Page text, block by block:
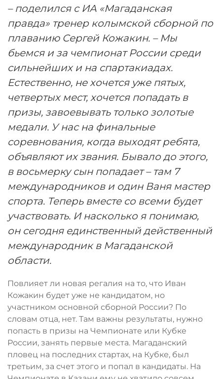
– поделился с ИА «Магаданская
правда» тренер колымской сборной по
плаванию Сергей Кожакин. – Мы
бьемся и за чемпионат России среди
сильнейших и на спартакиадах.
Естественно, не хочется уже пятых,
четвертых мест, хочется попадать в
призы, завоевывать только золотые
медали. У нас на финальные
соревнования, когда выходят ребята,
объявляют их звания. Бывало до этого,
в восьмерку сын попадает – там 7
международников и один Ваня мастер
спорта. Теперь вместе со всеми будет
участвовать. И насколько я понимаю,
он сегодня единственный действенный
международник в Магаданской
области.
Повлияет ли новая регалия на то, что Иван
Кожакин будет уже не кандидатом, но
участником основной сборной России? По
словам отца, нет. Там важны результаты, нужно
попасть в призы на Чемпионате или Кубке
России, занять первые места. Магаданский
пловец на последних стартах, на Кубке, был
третьим, за счет этого и попал в кандидаты. На